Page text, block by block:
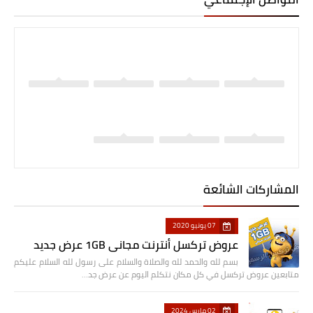
المشاركات الشائعة
07 يونيو 2020
عروض تركسل أنترنت مجاني 1GB عرض جديد
بسم لله والحمد لله والصلاة والسلام على رسول لله السلام عليكم
متابعين عروض تركسل في كل مكان نتكلم اليوم عن عرض جد…